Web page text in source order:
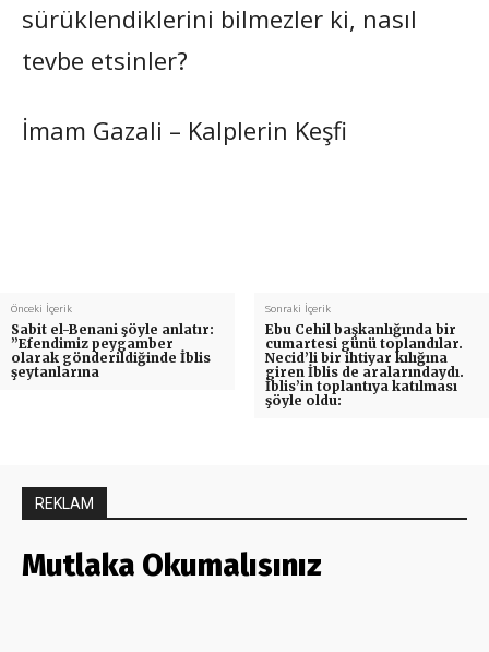
sürüklendiklerini bilmezler ki, nasıl
tevbe etsinler?
İmam Gazali – Kalplerin Keşfi
Önceki İçerik
Sabit el-Benani şöyle anlatır:
”Efendimiz peygamber
olarak gönderildiğinde İblis
şeytanlarına
Sonraki İçerik
Ebu Cehil başkanlığında bir
cumartesi günü toplandılar.
Necid’li bir ihtiyar kılığına
giren İblis de aralarındaydı.
İblis’in toplantıya katılması
şöyle oldu:
REKLAM
Mutlaka Okumalısınız